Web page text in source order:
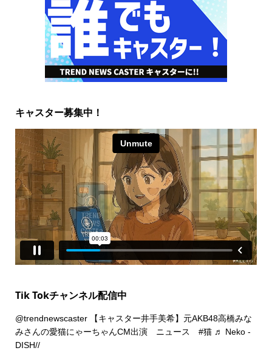
キャスター募集中！
Tik Tokチャンネル配信中
@trendnewscaster【キャスター井手美希】元AKB48高橋みな
みさんの愛猫にゃーちゃんCM出演 ニュース #猫 ♬ Neko -
DISH//